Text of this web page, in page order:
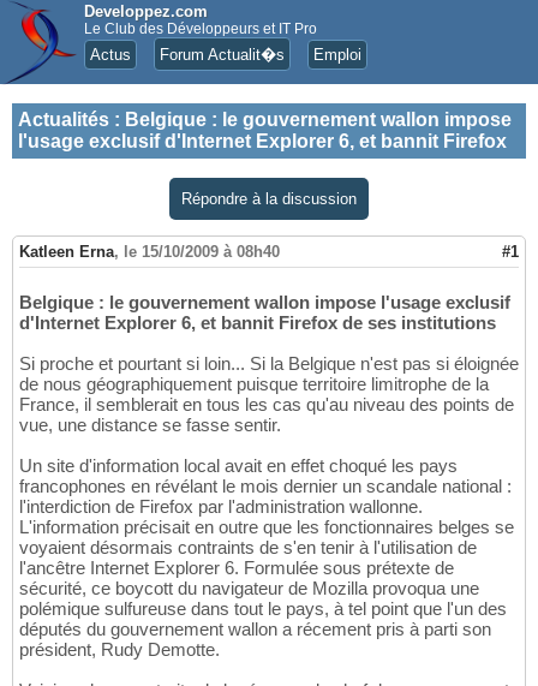
Developpez.com
Le Club des Développeurs et IT Pro
Actus Forum Actualit�s Emploi
Actualités : Belgique : le gouvernement wallon impose
l'usage exclusif d'Internet Explorer 6, et bannit Firefox
Répondre à la discussion
Katleen Erna, le 15/10/2009 à 08h40 #1
Belgique : le gouvernement wallon impose l'usage exclusif
d'Internet Explorer 6, et bannit Firefox de ses institutions
Si proche et pourtant si loin... Si la Belgique n'est pas si éloignée
de nous géographiquement puisque territoire limitrophe de la
France, il semblerait en tous les cas qu'au niveau des points de
vue, une distance se fasse sentir.
Un site d'information local avait en effet choqué les pays
francophones en révélant le mois dernier un scandale national :
l'interdiction de Firefox par l'administration wallonne.
L'information précisait en outre que les fonctionnaires belges se
voyaient désormais contraints de s'en tenir à l'utilisation de
l'ancêtre Internet Explorer 6. Formulée sous prétexte de
sécurité, ce boycott du navigateur de Mozilla provoqua une
polémique sulfureuse dans tout le pays, à tel point que l'un des
députés du gouvernement wallon a récement pris à parti son
président, Rudy Demotte.